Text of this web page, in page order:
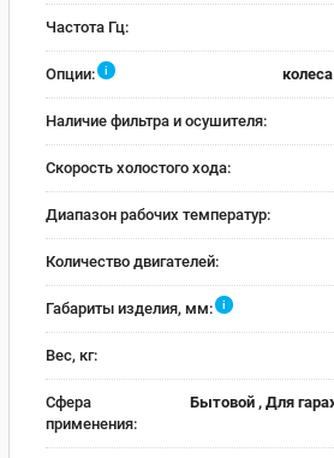
Частота Гц:
Опции: i
Наличие фильтра и осушителя:
Скорость холостого хода:
Диапазон рабочих температур:
Количество двигателей:
Габариты изделия, мм: i
Вес, кг:
Сфера
применения:
Бытовой , Для